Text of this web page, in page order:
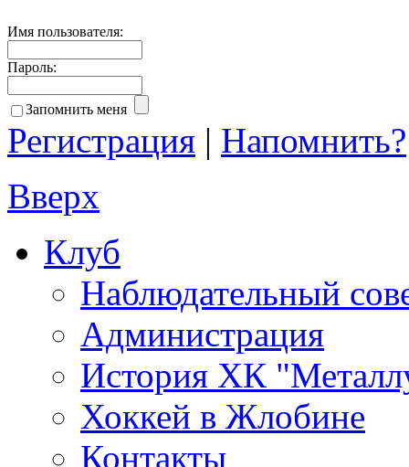
Имя пользователя:
Пароль:
Запомнить меня
Регистрация | Напомнить?
Вверх
Клуб
Наблюдательный
Администрация
История ХК
Хоккей в Жлобине
Контакты